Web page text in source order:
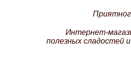
Интернет-
полезных сладостей и